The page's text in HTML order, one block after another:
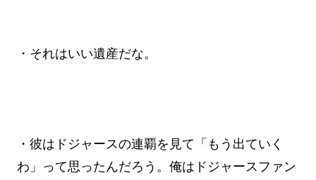
・それはいい遺産だな。
・彼はドジャースの連覇を見て「もう出ていく
わ」って思ったんだろう。俺はドジャースファン